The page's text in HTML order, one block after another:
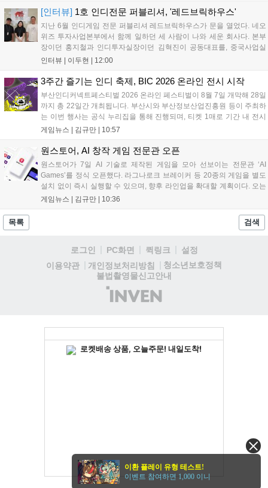
용자는 과제를 완수하며 동(V) 투발라 장비와 검은별 무기, 카라
[인터뷰] 1호 인디전문 퍼블리셔, '레드브릭하우스'
지난 6월 인디게임 전문 퍼블리셔 레드브릭하우스가 문을 열었다. 네오
위즈 투자사업본부에서 함께 일하던 세 사람이 나와 세운 회사다. 본부
장이던 홍지철과 인디투자실장이던 김혁진이 공동대표를, 중국사업실
장이던 이민정이 이사를 맡았다. 출범 한 달여 만에 위메이드맥스의 전
들어왔다. 서비스 중인...
인터뷰 | 이두현 | 12:00
3주간 즐기는 인디 축제, BIC 2026 온라인 전시 시작
부산인디커넥트페스티벌 2026 온라인 페스티벌이 8월 7일 개막해 28일
까지 총 22일간 개최됩니다. 부산시와 부산정보산업진흥원 등이 주최하
는 이번 행사는 공식 누리집을 통해 진행되며, 티켓 1매로 기간 내 전시
작을 제한 없이 체험할 수 있습니다. 일반 및 루키 부문 등 다양한 인디게
세계 누구나 참여 가능한 이번 행사는 역대 최대 규모로 열려 인디게임
게임뉴스 | 김규만 | 10:57
원스토어, AI 창작 게임 전문관 오픈
원스토어가 7일 AI 기술로 제작된 게임을 모아 선보이는 전문관 ‘AI
Games’를 정식 오픈했다. 라그나로크 브레이커 등 20종의 게임을 별도
설치 없이 즉시 실행할 수 있으며, 향후 라인업을 확대할 계획이다. 오는
11일부터는 게임 실행 시 할인 쿠폰을 지급하는 오픈 기념 이벤트도 진
있는 환경을 조성해 창작자와 이용자 모두에게 새로운 경험을 제공할 것
게임뉴스 | 김규만 | 10:36
목록 검색
로그인 PC화면 퀵링크
설정
이용약관
개인정보처리방침
청소년보호정책
불법촬영물신고안내
(주)
인
이환 플레이 유형 테스트!
이벤트 참여하면 1,000 이니